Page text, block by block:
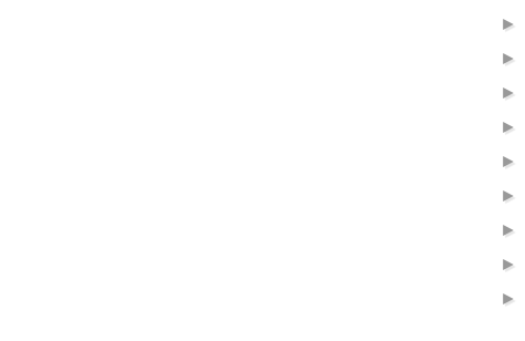
►
►
►
►
►
►
►
►
►